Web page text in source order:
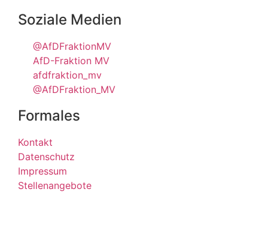
Soziale Medien
@AfDFraktionMV
AfD-Fraktion MV
afdfraktion_mv
@AfDFraktion_MV
Formales
Kontakt
Datenschutz
Impressum
Stellenangebote